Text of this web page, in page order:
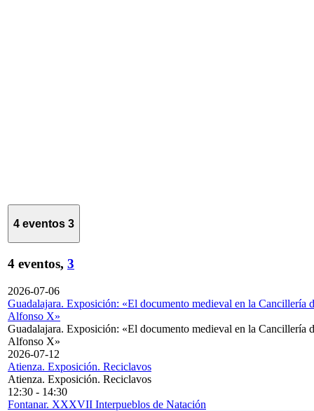
4 eventos 3
4 eventos, 3
2026-07-06
Guadalajara. Exposición: «El documento medieval en la Cancillería
Alfonso X»
Guadalajara. Exposición: «El documento medieval en la Cancillería
Alfonso X»
2026-07-12
Atienza. Exposición. Reciclavos
Atienza. Exposición. Reciclavos
12:30 - 14:30
Fontanar. XXXVII Interpueblos de Natación